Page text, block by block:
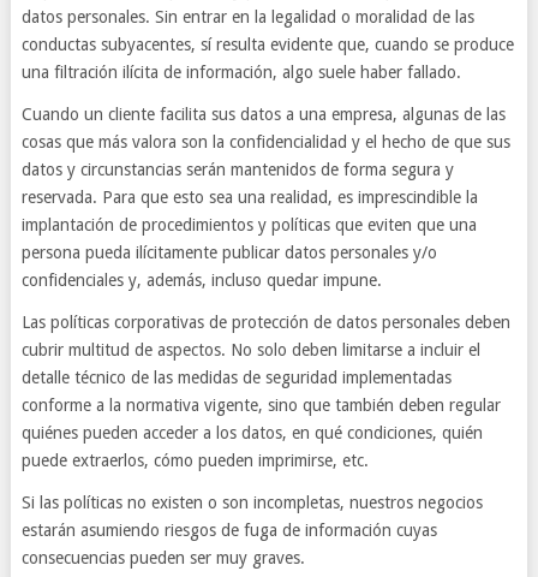
datos personales. Sin entrar en la legalidad o moralidad de las
conductas subyacentes, sí resulta evidente que, cuando se produce
una filtración ilícita de información, algo suele haber fallado.
Cuando un cliente facilita sus datos a una empresa, algunas de las
cosas que más valora son la confidencialidad y el hecho de que sus
datos y circunstancias serán mantenidos de forma segura y
reservada. Para que esto sea una realidad, es imprescindible la
implantación de procedimientos y políticas que eviten que una
persona pueda ilícitamente publicar datos personales y/o
confidenciales y, además, incluso quedar impune.
Las políticas corporativas de protección de datos personales deben
cubrir multitud de aspectos. No solo deben limitarse a incluir el
detalle técnico de las medidas de seguridad implementadas
conforme a la normativa vigente, sino que también deben regular
quiénes pueden acceder a los datos, en qué condiciones, quién
puede extraerlos, cómo pueden imprimirse, etc.
Si las políticas no existen o son incompletas, nuestros negocios
estarán asumiendo riesgos de fuga de información cuyas
consecuencias pueden ser muy graves.